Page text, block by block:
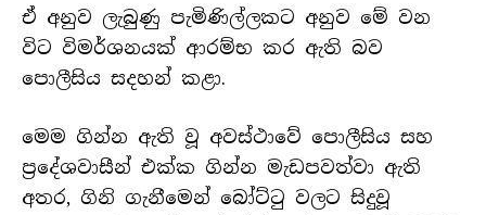
ඒ අනුව ලැබුණු පැමිණිල්ලකට අනුව මේ වන
විට විමර්ශනයක් ආරම්භ කර ඇති බව
පොලීසිය සදහන් කළා.
මෙම ගින්න ඇති වූ අවස්ථාවේ පොලීසිය සහ
ප්‍රදේශවාසීන් එක්ක ගින්න මැඩපවත්වා ඇති
අතර, ගිනි ගැනීමෙන් බෝට්ටු වලට සිදුවූ